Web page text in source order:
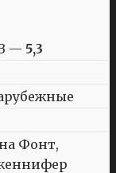
— 5,3
Фонт,